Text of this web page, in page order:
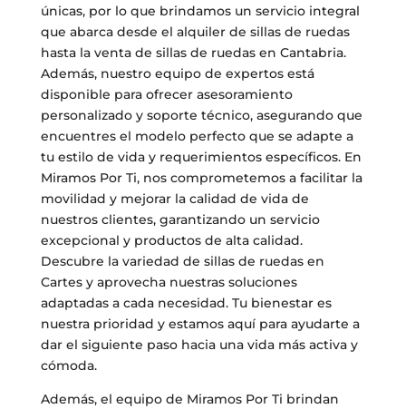
únicas, por lo que brindamos un servicio integral
que abarca desde el alquiler de sillas de ruedas
hasta la venta de sillas de ruedas en Cantabria.
Además, nuestro equipo de expertos está
disponible para ofrecer asesoramiento
personalizado y soporte técnico, asegurando que
encuentres el modelo perfecto que se adapte a
tu estilo de vida y requerimientos específicos. En
Miramos Por Ti, nos comprometemos a facilitar la
movilidad y mejorar la calidad de vida de
nuestros clientes, garantizando un servicio
excepcional y productos de alta calidad.
Descubre la variedad de sillas de ruedas en
Cartes y aprovecha nuestras soluciones
adaptadas a cada necesidad. Tu bienestar es
nuestra prioridad y estamos aquí para ayudarte a
dar el siguiente paso hacia una vida más activa y
cómoda.
Además, el equipo de Miramos Por Ti brindan